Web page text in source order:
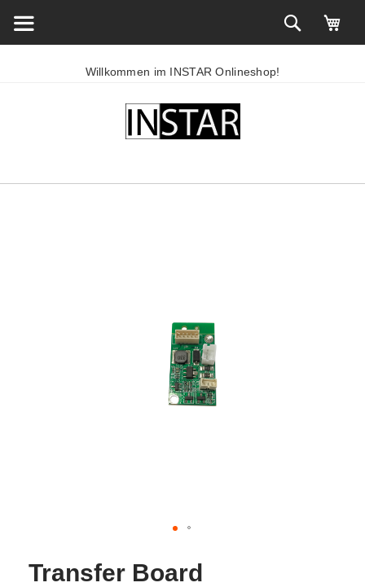
Willkommen im INSTAR Onlineshop!
Transfer Board